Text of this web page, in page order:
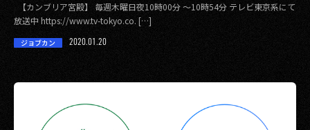
【カンブリア宮殿】 毎週木曜日夜10時00分 ～10時54分 テレビ東京系にて
放送中 https://www.tv-tokyo.co. […]
ジョブカン 2020.01.20